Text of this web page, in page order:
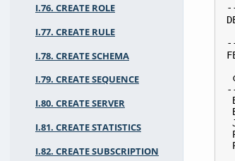
I.76. CREATE ROLE
I.77. CREATE RULE
I.78. CREATE SCHEMA
I.79. CREATE SEQUENCE
I.80. CREATE SERVER
I.81. CREATE STATISTICS
I.82. CREATE SUBSCRIPTION